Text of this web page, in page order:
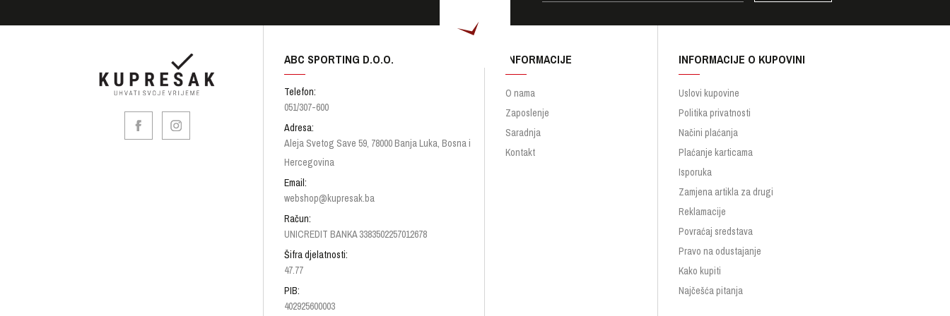
ABC SPORTING D.O.O.
Telefon:
051/307-600
Adresa:
Aleja Svetog Save 59, 78000 Banja Luka, Bosna i
Hercegovina
Email:
webshop@kupresak.ba
Račun:
UNICREDIT BANKA 3383502257012678
Šifra djelatnosti:
47.77
PIB:
402925600003
INFORMACIJE
O nama
Zaposlenje
Saradnja
Kontakt
INFORMACIJE O KUPOVINI
Uslovi kupovine
Politika privatnosti
Načini plaćanja
Plaćanje karticama
Isporuka
Zamjena artikla za drugi
Reklamacije
Povraćaj sredstava
Pravo na odustajanje
Kako kupiti
Najčešća pitanja